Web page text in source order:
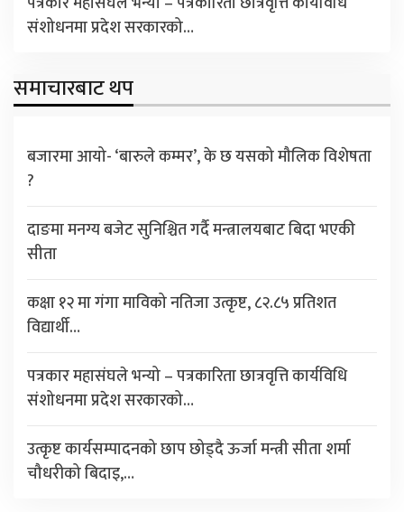
संशोधनमा प्रदेश सरकारको…
समाचारबाट थप
बजारमा आयो- ‘बारुले कम्मर’, के छ यसको मौलिक विशेषता
?
दाङमा मनग्य बजेट सुनिश्चित गर्दै मन्त्रालयबाट बिदा भएकी
सीता
कक्षा १२ मा गंगा माविको नतिजा उत्कृष्ट, ८२.८५ प्रतिशत
विद्यार्थी…
पत्रकार महासंघले भन्यो – पत्रकारिता छात्रवृत्ति कार्यविधि
संशोधनमा प्रदेश सरकारको…
उत्कृष्ट कार्यसम्पादनको छाप छोड्दै ऊर्जा मन्त्री सीता शर्मा
चौधरीको बिदाइ,…